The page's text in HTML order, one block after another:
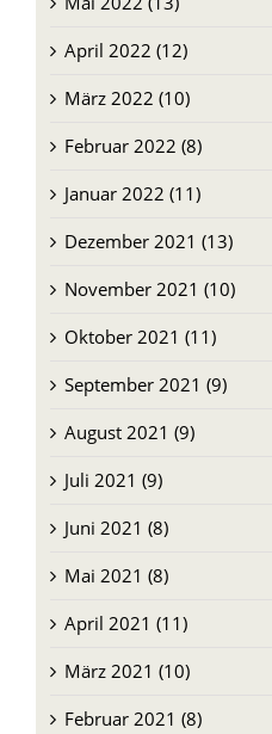
April 2022 (12)
März 2022 (10)
Februar 2022 (8)
Januar 2022 (11)
Dezember 2021 (13)
November 2021 (10)
Oktober 2021 (11)
September 2021 (9)
August 2021 (9)
Juli 2021 (9)
Juni 2021 (8)
Mai 2021 (8)
April 2021 (11)
März 2021 (10)
Februar 2021 (8)